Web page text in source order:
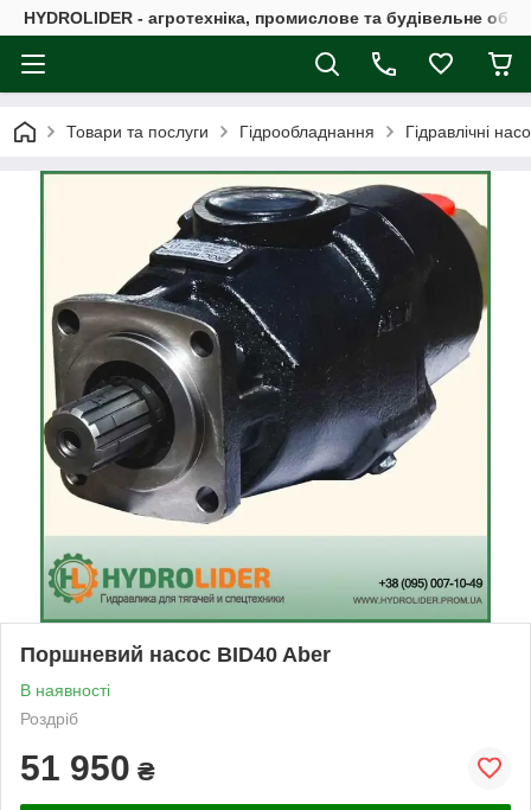
HYDROLIDER - агротехніка, промислове та будівельне
Товари та послуги Гідрообладнання Гідравлічні
Поршневий насос BID40 Aber
В наявності
Роздріб
51 950 ₴